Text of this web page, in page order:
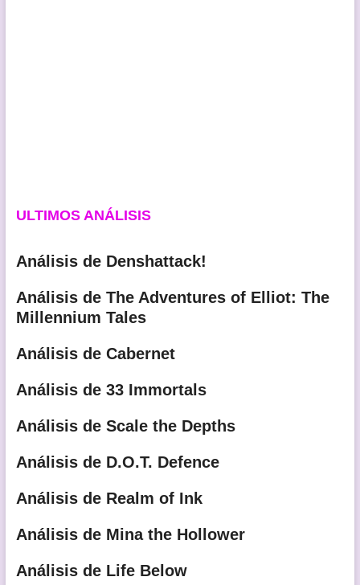
ULTIMOS ANÁLISIS
Análisis de Denshattack!
Análisis de The Adventures of Elliot: The
Millennium Tales
Análisis de Cabernet
Análisis de 33 Immortals
Análisis de Scale the Depths
Análisis de D.O.T. Defence
Análisis de Realm of Ink
Análisis de Mina the Hollower
Análisis de Life Below